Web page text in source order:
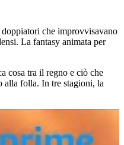
che improvvisavano
La fantasy animata per
cosa tra il regno e ciò che
alla folla. In tre stagioni, la